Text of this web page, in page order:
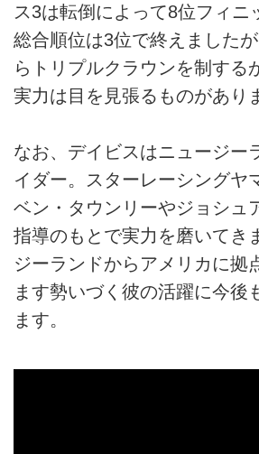
ス3は転倒によって8位フィニ
総合順位は3位で終えました
らトリプルクラウンを制する
実力は目を見張るものがあり
なお、デイビスはニュージー
イダー。スターレーシングヤ
ベン・タウンリーやジョシュ
指導のもとで実力を磨いてき
ジーランドからアメリカに拠
ます勢いづく彼の活躍に今後
ます。